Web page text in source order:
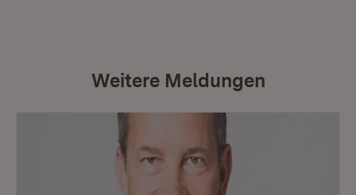
Weitere Meldungen